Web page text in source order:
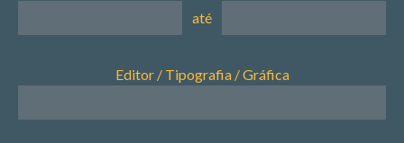
até
Editor / Tipografia / Gráfica